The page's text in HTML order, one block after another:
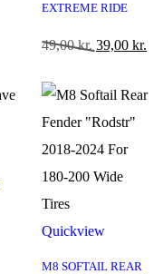
EXTREME RIDE
49,00kr. 39,00 kr.
Quickview
M8 SOFTAIL REAR